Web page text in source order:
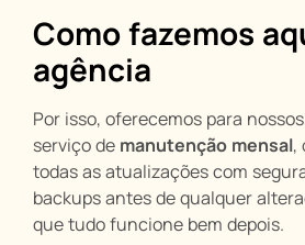
Como fazemos
agência
Por isso, oferecemos para
serviço de manutenção mensal,
todas as atualizações com
backups antes de qualquer
que tudo funcione bem depois.